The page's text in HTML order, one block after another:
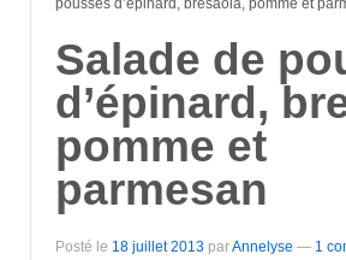
pousses d’épinard, bresaola, pomme et
Salade de
d’épinard,
pomme et
parmesan
Posté le 18 juillet 2013 parAnnelyse — 1